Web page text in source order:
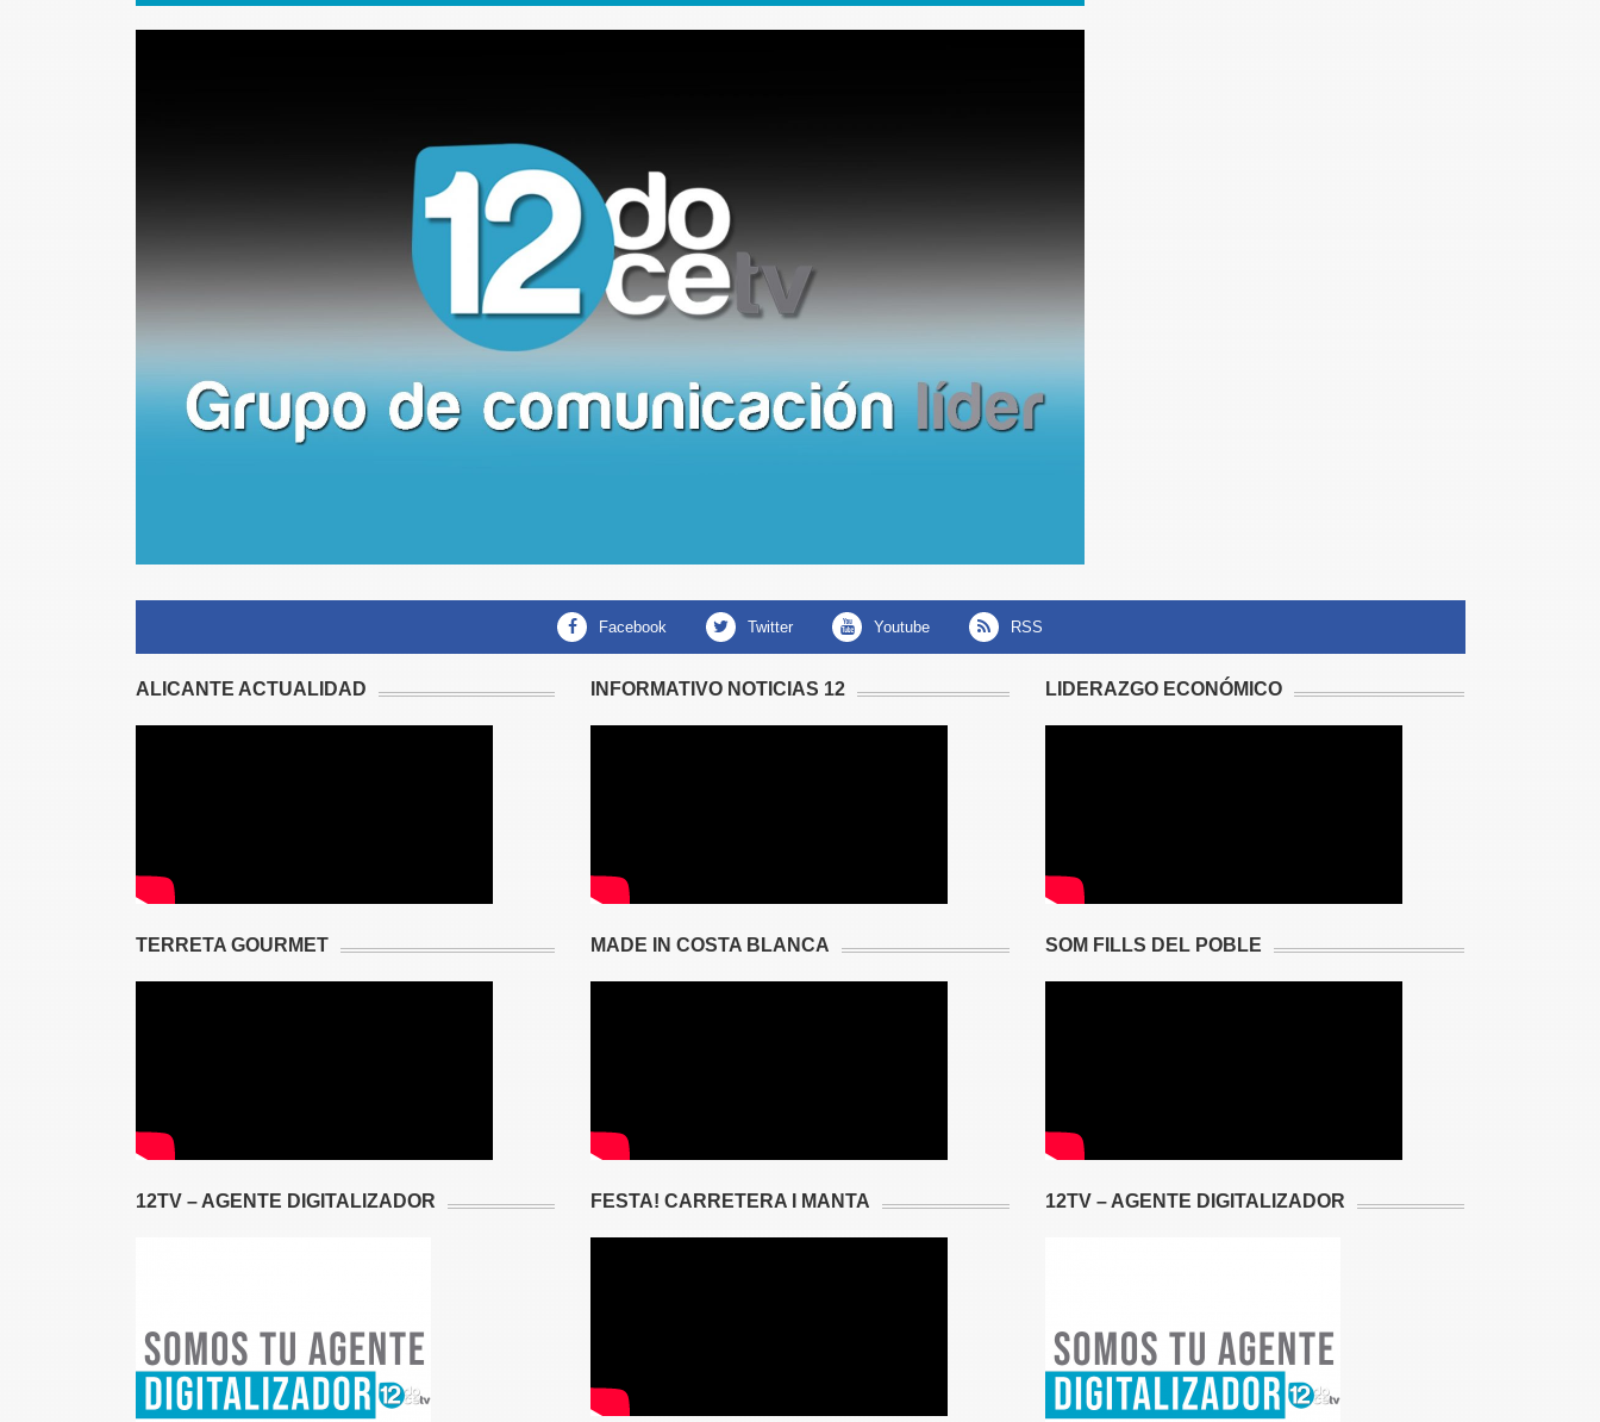
facebook twitter youtube RSS
ALICANTE ACTUALIDAD
TERRETA GOURMET
12TV – AGENTE DIGITALIZADOR
INFORMATIVO NOTICIAS 12
MADE IN COSTA BLANCA
FESTA! CARRETERA I MANTA
LIDERAZGO ECONÓMICO
SOM FILLS DEL POBLE
12TV – AGENTE DIGITALIZADOR